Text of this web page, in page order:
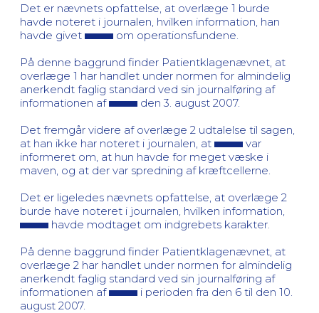
Det er nævnets opfattelse, at overlæge 1 burde
havde noteret i journalen, hvilken information, han
havde givet
om operationsfundene.
På denne baggrund finder Patientklagenævnet, at
overlæge 1 har handlet under normen for almindelig
anerkendt faglig standard ved sin journalføring af
informationen af
den 3. august 2007.
Det fremgår videre af overlæge 2 udtalelse til sagen,
at han ikke har noteret i journalen, at
var
informeret om, at hun havde for meget væske i
maven, og at der var spredning af kræftcellerne.
Det er ligeledes nævnets opfattelse, at overlæge 2
burde have noteret i journalen, hvilken information,
havde modtaget om indgrebets karakter.
På denne baggrund finder Patientklagenævnet, at
overlæge 2 har handlet under normen for almindelig
anerkendt faglig standard ved sin journalføring af
informationen af
i perioden fra den 6 til den 10.
august 2007.